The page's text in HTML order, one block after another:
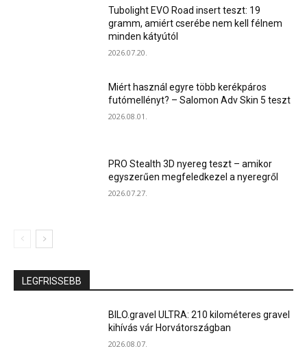
Tubolight EVO Road insert teszt: 19
gramm, amiért cserébe nem kell félnem
minden kátyútól
2026.07.20.
Miért használ egyre több kerékpáros
futómellényt? – Salomon Adv Skin 5 teszt
2026.08.01.
PRO Stealth 3D nyereg teszt – amikor
egyszerűen megfeledkezel a nyeregről
2026.07.27.
LEGFRISSEBB
BILO.gravel ULTRA: 210 kilométeres gravel
kihívás vár Horvátországban
2026.08.07.